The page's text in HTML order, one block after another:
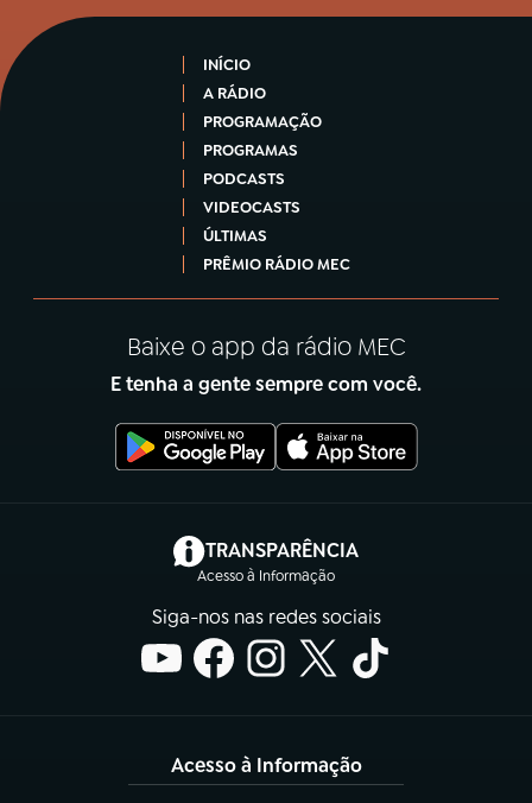
INÍCIO
A RÁDIO
PROGRAMAÇÃO
PROGRAMAS
PODCASTS
VIDEOCASTS
ÚLTIMAS
PRÊMIO RÁDIO MEC
Baixe o app da rádio MEC
E tenha a gente sempre com você.
TRANSPARÊNCIA
Acesso à Informação
(abre em nova aba)
Siga-nos nas redes sociais
Acesso à Informação